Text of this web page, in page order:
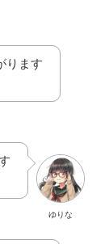
ります
ゆりな